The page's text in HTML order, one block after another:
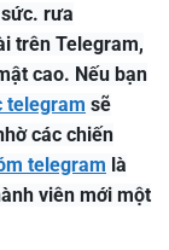
rưa
trên Telegram,
cao. Nếu bạn
telegram sẽ
các chiến
telegram là
viên mới một